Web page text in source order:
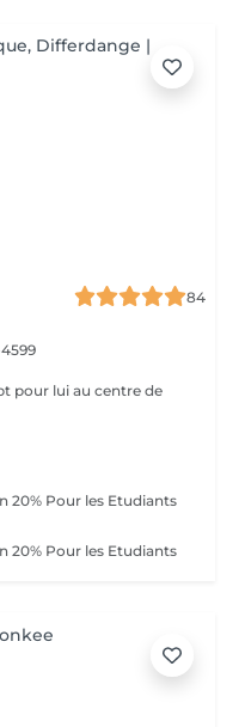
84
pour lui au centre de
20% Pour les Etudiants
20% Pour les Etudiants